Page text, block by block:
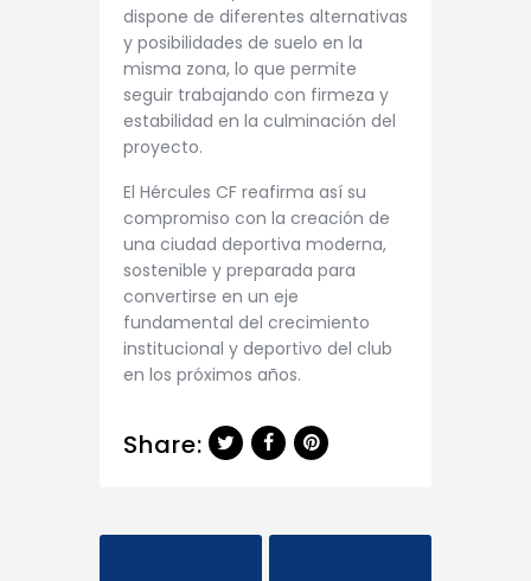
dispone de diferentes alternativas
y posibilidades de suelo en la
misma zona, lo que permite
seguir trabajando con firmeza y
estabilidad en la culminación del
proyecto.
El Hércules CF reafirma así su
compromiso con la creación de
una ciudad deportiva moderna,
sostenible y preparada para
convertirse en un eje
fundamental del crecimiento
institucional y deportivo del club
en los próximos años.
Share: